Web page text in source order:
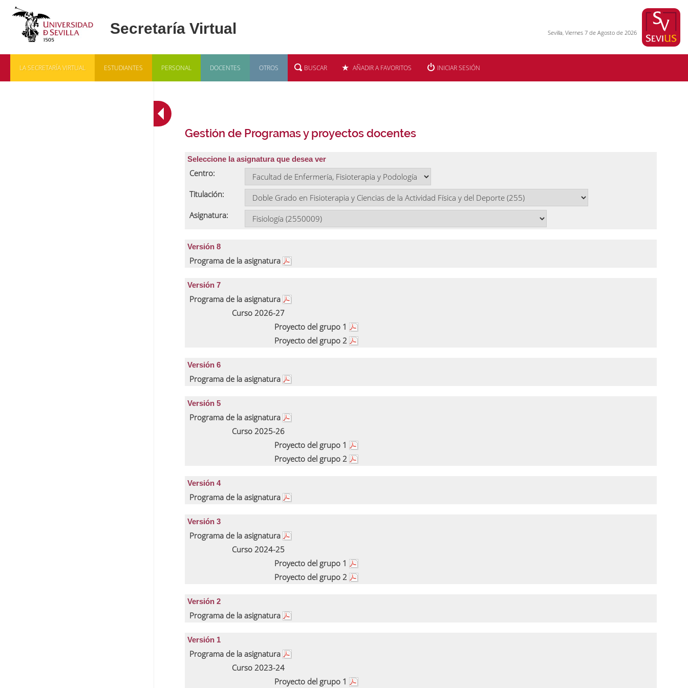
Sevilla, Viernes 7 de Agosto de 2026
LA SECRETARÍA VIRTUAL ESTUDIANTES PERSONAL DOCENTES OTROS BUSCAR AÑADIR A FAVORITOS INICIAR SESIÓN
Gestión de Programas y proyectos docentes
Seleccione la asignatura que desea ver
Centro:
Titulación:
Asignatura:
Versión 8
Programa de la asignatura
Versión 7
Programa de la asignatura
Curso 2026-27
Proyecto del grupo 1
Proyecto del grupo 2
Versión 6
Programa de la asignatura
Versión 5
Programa de la asignatura
Curso 2025-26
Proyecto del grupo 1
Proyecto del grupo 2
Versión 4
Programa de la asignatura
Versión 3
Programa de la asignatura
Curso 2024-25
Proyecto del grupo 1
Proyecto del grupo 2
Versión 2
Programa de la asignatura
Versión 1
Programa de la asignatura
Curso 2023-24
Proyecto del grupo 1